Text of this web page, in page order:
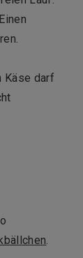
Käse darf
.